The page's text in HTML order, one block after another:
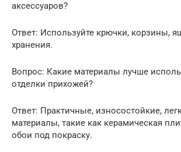
аксессуаров?
Ответ: Используйте крючки, корзины,
хранения.
Вопрос: Какие материалы лучше
отделки прихожей?
Ответ: Практичные, износостойкие,
материалы, такие как керамическая
обои под покраску.